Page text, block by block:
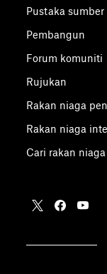
Pustaka sumber
Pembangun
Forum komuniti
Rujukan
Rakan niaga
Rakan niaga
Cari rakan niaga